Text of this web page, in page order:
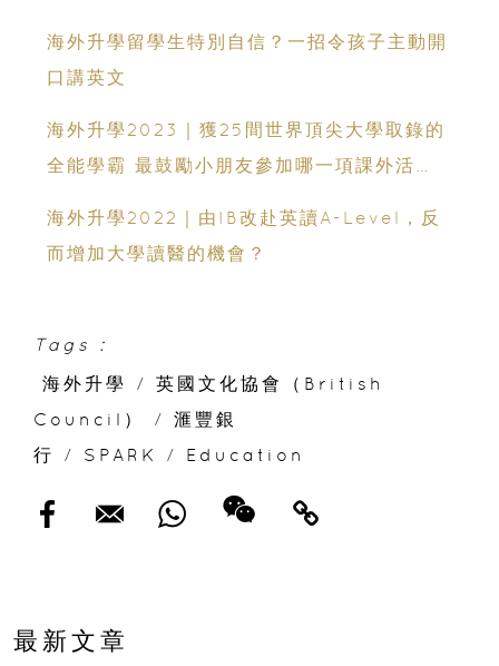
海外升學留學生特別自信？一招令孩子主動開
口講英文
海外升學2023｜獲25間世界頂尖大學取錄的
全能學霸 最鼓勵小朋友參加哪一項課外活
海外升學2022｜由IB改赴英讀A-Level，反
而增加大學讀醫的機會？
Tags :
海外升學
/
英國文化協會（British
Council）
/
滙豐銀
行
/ SPARK / Education
最新文章